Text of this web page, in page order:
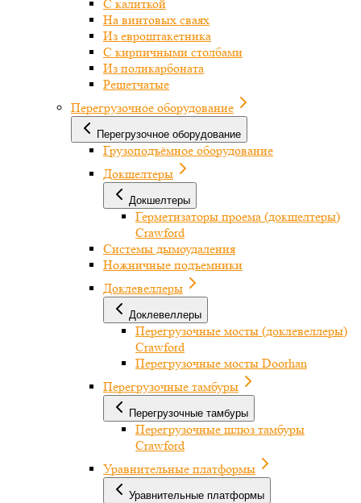
С калиткой
На винтовых сваях
Из евроштакетника
С кирпичными столбами
Из поликарбоната
Решетчатые
Перегрузочное оборудование
Перегрузочное оборудование
Грузоподъёмное оборудование
Докшелтеры
Докшелтеры
Герметизаторы проема (докшелтеры)
Crawford
Системы дымоудаления
Ножничные подъемники
Доклевеллеры
Доклевеллеры
Перегрузочные мосты (доклевеллеры)
Crawford
Перегрузочные мосты Doorhan
Перегрузочные тамбуры
Перегрузочные тамбуры
Перегрузочные шлюз тамбуры
Crawford
Уравнительные платформы
Уравнительные платформы